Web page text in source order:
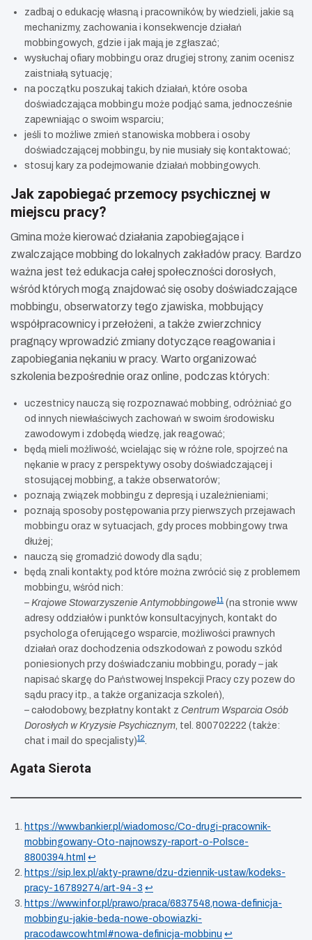
zadbaj o edukację własną i pracowników, by wiedzieli, jakie są
mechanizmy, zachowania i konsekwencje działań
mobbingowych, gdzie i jak mają je zgłaszać;
wysłuchaj ofiary mobbingu oraz drugiej strony, zanim ocenisz
zaistniałą sytuację;
na początku poszukaj takich działań, które osoba
doświadczająca mobbingu może podjąć sama, jednocześnie
zapewniając o swoim wsparciu;
jeśli to możliwe zmień stanowiska mobbera i osoby
doświadczającej mobbingu, by nie musiały się kontaktować;
stosuj kary za podejmowanie działań mobbingowych.
Jak zapobiegać przemocy psychicznej w
miejscu pracy?
Gmina może kierować działania zapobiegające i
zwalczające mobbing do lokalnych zakładów pracy. Bardzo
ważna jest też edukacja całej społeczności dorosłych,
wśród których mogą znajdować się osoby doświadczające
mobbingu, obserwatorzy tego zjawiska, mobbujący
współpracownicy i przełożeni, a także zwierzchnicy
pragnący wprowadzić zmiany dotyczące reagowania i
zapobiegania nękaniu w pracy. Warto organizować
szkolenia bezpośrednie oraz online, podczas których:
uczestnicy nauczą się rozpoznawać mobbing, odróżniać go
od innych niewłaściwych zachowań w swoim środowisku
zawodowym i zdobędą wiedzę, jak reagować;
będą mieli możliwość, wcielając się w różne role, spojrzeć na
nękanie w pracy z perspektywy osoby doświadczającej i
stosującej mobbing, a także obserwatorów;
poznają związek mobbingu z depresją i uzależnieniami;
poznają sposoby postępowania przy pierwszych przejawach
mobbingu oraz w sytuacjach, gdy proces mobbingowy trwa
dłużej;
nauczą się gromadzić dowody dla sądu;
będą znali kontakty, pod które można zwrócić się z problemem
mobbingu, wśród nich:
– Krajowe Stowarzyszenie Antymobbingowe11 (na stronie www
adresy oddziałów i punktów konsultacyjnych, kontakt do
psychologa oferującego wsparcie, możliwości prawnych
działań oraz dochodzenia odszkodowań z powodu szkód
poniesionych przy doświadczaniu mobbingu, porady – jak
napisać skargę do Państwowej Inspekcji Pracy czy pozew do
sądu pracy itp., a także organizacja szkoleń),
– całodobowy, bezpłatny kontakt z Centrum Wsparcia Osób
Dorosłych w Kryzysie Psychicznym , tel. 800702222 (także:
chat i mail do specjalisty)12
Agata Sierota
https://www.bankier.pl/wiadomosc/Co-drugi-pracownik-
mobbingowany-Oto-najnowszy-raport-o-Polsce-
8800394.html ↩︎
https://sip.lex.pl/akty-prawne/dzu-dziennik-ustaw/kodeks-
pracy-16789274/art-94-3 ↩︎
https://www.infor.pl/prawo/praca/6837548,nowa-definicja-
mobbingu-jakie-beda-nowe-obowiazki-
pracodawcow.html#nowa-definicja-mobbinu ↩︎